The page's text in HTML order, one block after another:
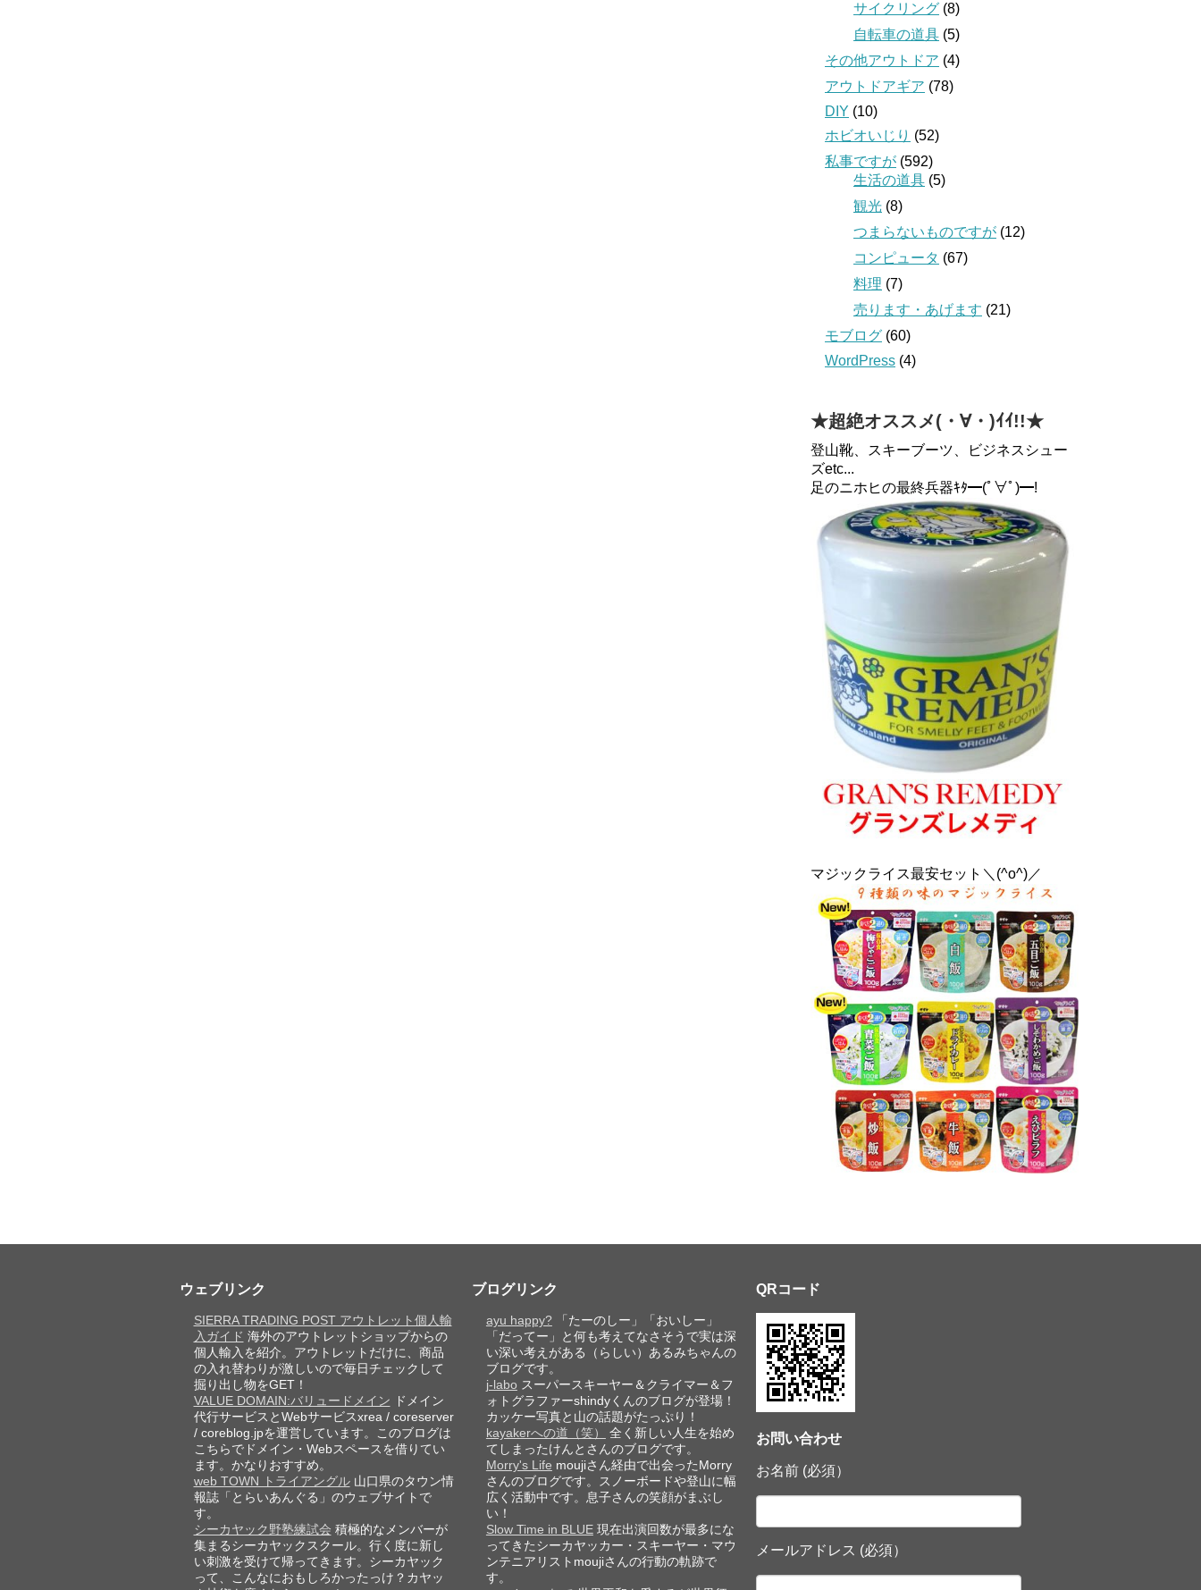
サイクリング (8)
自転車の道具 (5)
その他アウトドア (4)
アウトドアギア (78)
DIY (10)
ホビオいじり (52)
私事ですが (592)
生活の道具 (5)
観光 (8)
つまらないものですが (12)
コンピュータ (67)
料理 (7)
売ります・あげます (21)
モブログ (60)
WordPress (4)
★超絶オススメ(・∀・)ｲｲ!!★
登山靴、スキーブーツ、ビジネスシュー
ズetc...
足のニホヒの最終兵器ｷﾀ━(ﾟ∀ﾟ)━!
マジックライス最安セット＼(^o^)／
ウェブリンク
SIERRA TRADING POST アウトレット個人輸
入ガイド 海外のアウトレットショップからの
個人輸入を紹介。アウトレットだけに、商品
の入れ替わりが激しいので毎日チェックして
掘り出し物をGET！
VALUE DOMAIN:バリュードメイン ドメイン
代行サービスとWebサービスxrea / coreserver
/ coreblog.jpを運営しています。このブログは
こちらでドメイン・Webスペースを借りてい
ます。かなりおすすめ。
web TOWN トライアングル山口県のタウン情
報誌「とらいあんぐる」のウェブサイトで
す。
シーカヤック野塾練試会 積極的なメンバーが
集まるシーカヤックスクール。行く度に新し
い刺激を受けて帰ってきます。シーカヤック
って、こんなにおもしろかったっけ？カヤッ
ブログリンク
ayu happy?「たーのしー」「おいしー」
「だってー」と何も考えてなさそうで実は深
い深い考えがある（らしい）あるみちゃんの
ブログです。
j-labo スーパースキーヤー＆クライマー＆フ
ォトグラファーshindyくんのブログが登場！
カッケー写真と山の話題がたっぷり！
kayakerへの道（笑）
全く新しい人生を始め
てしまったけんとさんのブログです。
Morry's Life moujiさん経由で出会ったMorry
さんのブログです。スノーボードや登山に幅
広く活動中です。息子さんの笑顔がまぶし
い！
Slow Time in BLUE現在出演回数が最多にな
ってきたシーカヤッカー・スキーヤー・マウ
ンテニアリストmoujiさんの行動の軌跡で
す。
QRコード
お問い合わせ
お名前 (必須）
メールアドレス (必須）